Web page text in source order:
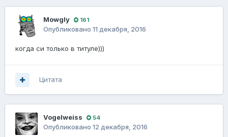
Mowgly 161
Опубликовано 11 декабря, 2016
когда си только в титуле)))
Цитата
Vogelweiss 54
Опубликовано 12 декабря, 2016